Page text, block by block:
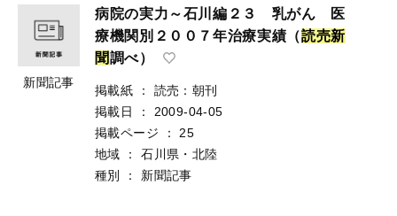
新聞記事
病院の実力～石川編２３ 乳がん 医
療機関別２００７年治療実績（読売新
聞調べ）
掲載紙 ：
読売：朝刊
掲載日
：
2009-04-05
掲載ページ
：
25
地域
：
石川県・北陸
種別
： 新聞記事